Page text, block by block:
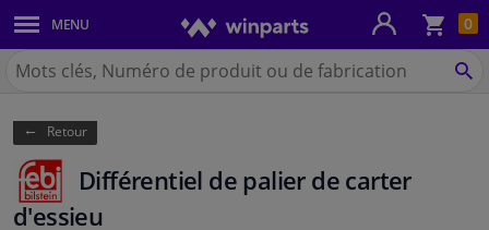
0
MENU
Carrosserie & tôles
Feux & ampoules
Freinage
Système d'échappement
Chercher
Winparts.be
Retour
Différentiel de palier de carter
d'essieu